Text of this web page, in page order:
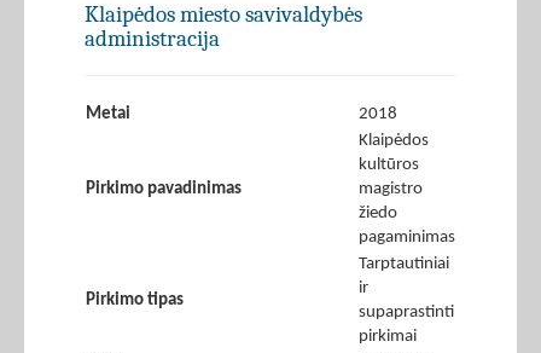
Klaipėdos miesto savivaldybės
administracija
Metai 2018
Pirkimo pavadinimas
Klaipėdos
kultūros
magistro
žiedo
pagaminimas
Pirkimo tipas
Tarptautiniai
ir
supaprastinti
pirkimai